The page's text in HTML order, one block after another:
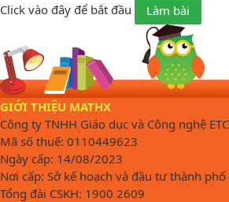
Click vào đây để bắt đầu
Làm bài
GIỚI THIỆU MATHX
Công ty TNHH Giáo dục và Công nghệ ETC
Mã số thuế: 0110449623
Ngày cấp: 14/08/2023
Nơi cấp: Sở kế hoạch và đầu tư thành phố
Tổng đài CSKH: 1900 2609